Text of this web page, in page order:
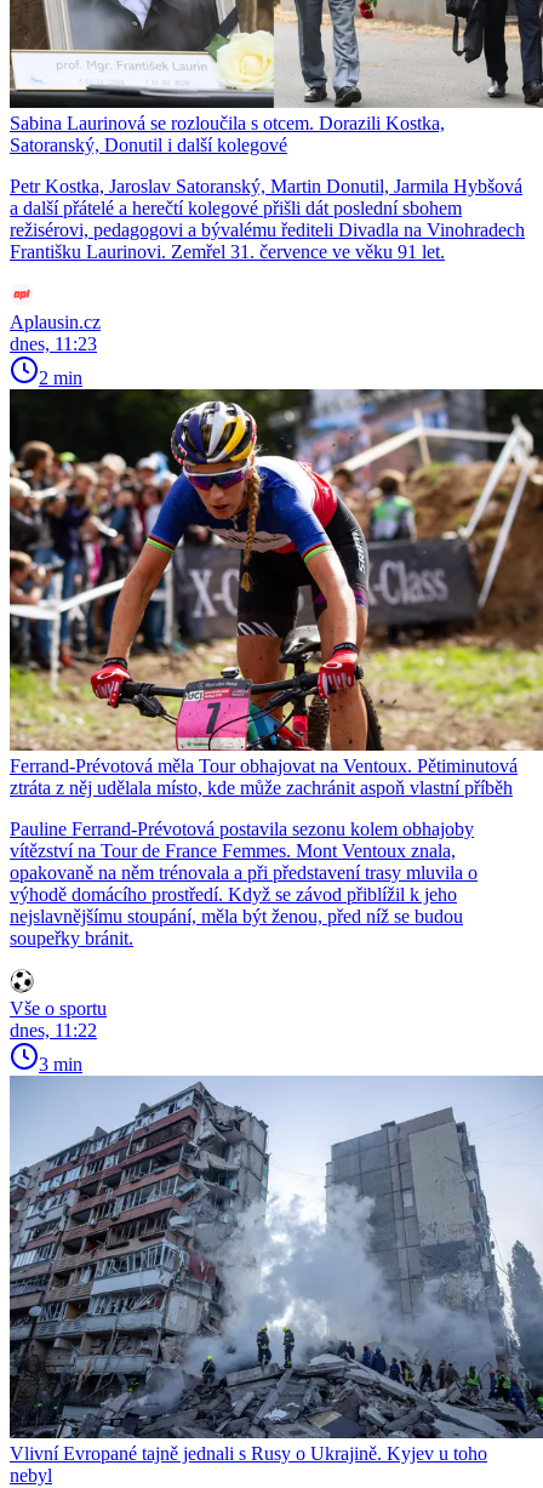
Sabina Laurinová se rozloučila s otcem. Dorazili Kostka,
Satoranský, Donutil i další kolegové
Petr Kostka, Jaroslav Satoranský, Martin Donutil, Jarmila Hybšová
a další přátelé a herečtí kolegové přišli dát poslední sbohem
režisérovi, pedagogovi a bývalému řediteli Divadla na Vinohradech
Františku Laurinovi. Zemřel 31. července ve věku 91 let.
Aplausin.cz
dnes, 11:23
2 min
Ferrand-Prévotová měla Tour obhajovat na Ventoux. Pětiminutová
ztráta z něj udělala místo, kde může zachránit aspoň vlastní příběh
Pauline Ferrand-Prévotová postavila sezonu kolem obhajoby
vítězství na Tour de France Femmes. Mont Ventoux znala,
opakovaně na něm trénovala a při představení trasy mluvila o
výhodě domácího prostředí. Když se závod přiblížil k jeho
nejslavnějšímu stoupání, měla být ženou, před níž se budou
soupeřky bránit.
Vše o sportu
dnes, 11:22
3 min
Vlivní Evropané tajně jednali s Rusy o Ukrajině. Kyjev u toho
nebyl